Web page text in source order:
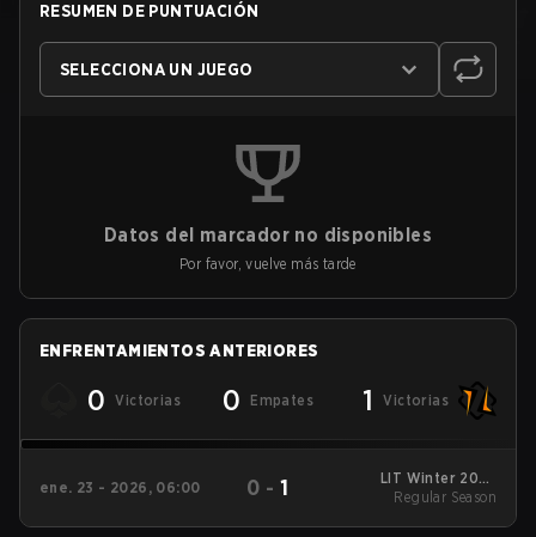
RESUMEN DE PUNTUACIÓN
SELECCIONA UN JUEGO
Datos del marcador no disponibles
Por favor, vuelve más tarde
ENFRENTAMIENTOS ANTERIORES
0 Victorias 0 Empates 1 Victorias
ene. 23 - 2026, 06:00 0 -1
LIT Winter 2026
Regular Season
Regular Season